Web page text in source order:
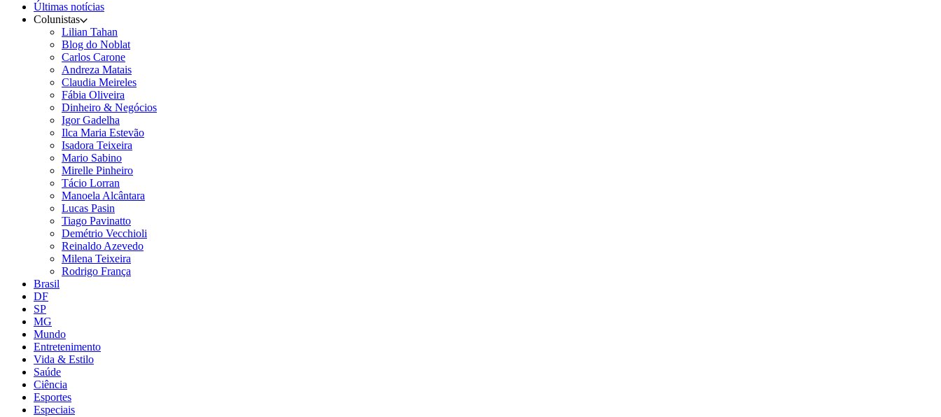
Últimas notícias
Colunistas
Lilian Tahan
Blog do Noblat
Carlos Carone
Andreza Matais
Claudia Meireles
Fábia Oliveira
Dinheiro & Negócios
Igor Gadelha
Ilca Maria Estevão
Isadora Teixeira
Mario Sabino
Mirelle Pinheiro
Tácio Lorran
Manoela Alcântara
Lucas Pasin
Tiago Pavinatto
Demétrio Vecchioli
Reinaldo Azevedo
Milena Teixeira
Rodrigo França
Brasil
DF
SP
MG
Mundo
Entretenimento
Vida & Estilo
Saúde
Ciência
Esportes
Especiais